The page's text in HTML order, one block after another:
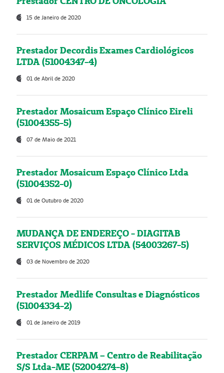
15 de Janeiro de 2020
Prestador Decordis Exames Cardiológicos
LTDA (51004347-4)
01 de Abril de 2020
Prestador Mosaicum Espaço Clínico Eireli
(51004355-5)
07 de Maio de 2021
Prestador Mosaicum Espaço Clínico Ltda
(51004352-0)
01 de Outubro de 2020
MUDANÇA DE ENDEREÇO - DIAGITAB
SERVIÇOS MÉDICOS LTDA (54003267-5)
03 de Novembro de 2020
Prestador Medlife Consultas e Diagnósticos
(51004334-2)
01 de Janeiro de 2019
Prestador CERPAM – Centro de Reabilitação
S/S Ltda-ME (52004274-8)